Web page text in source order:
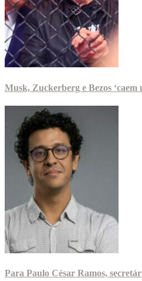
Musk, Zuckerberg e Bezos
Para Paulo César Ramos,